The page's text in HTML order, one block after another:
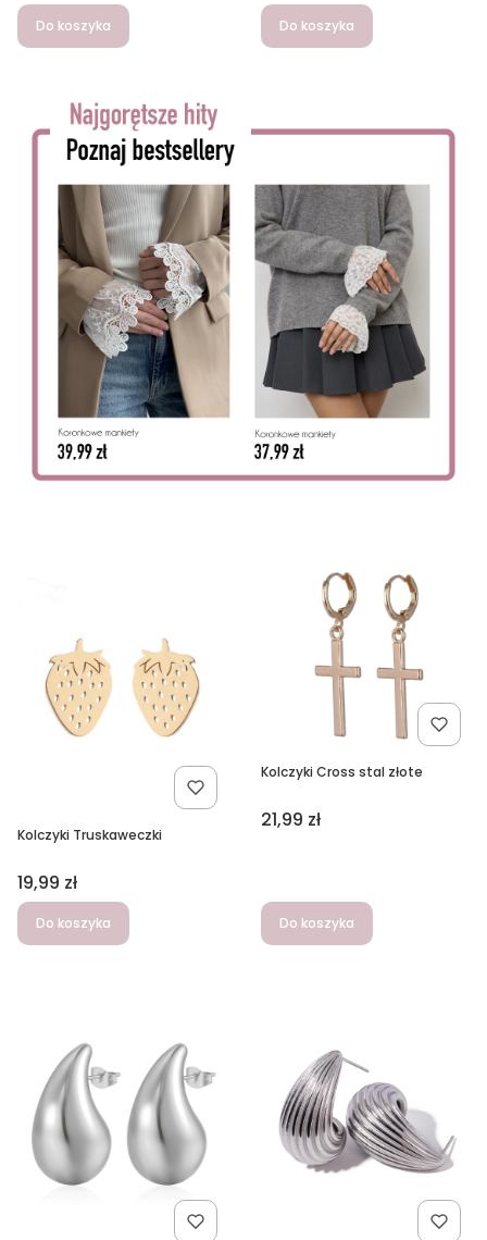
Do koszyka Do koszyka
Kolczyki Truskaweczki
Cena
19,99 zł
Do koszyka
Kolczyki Cross stal złote
Cena
21,99 zł
Do koszyka